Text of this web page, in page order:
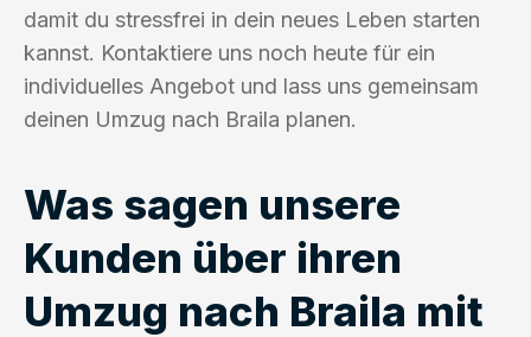
damit du stressfrei in dein neues Leben starten
kannst. Kontaktiere uns noch heute für ein
individuelles Angebot und lass uns gemeinsam
deinen Umzug nach Braila planen.
Was sagen unsere
Kunden über ihren
Umzug nach Braila mit